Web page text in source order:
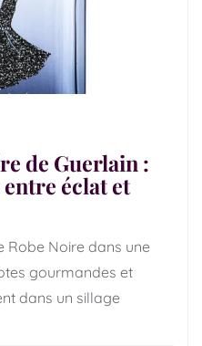
de Guerlain :
éclat et
Robe Noire dans une
gourmandes et
dans un sillage